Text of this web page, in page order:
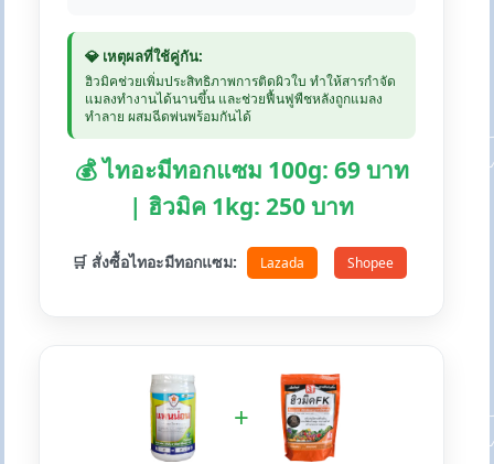
💎 เหตุผลที่ใช้คู่กัน:
ฮิวมิคช่วยเพิ่มประสิทธิภาพการติดผิวใบ ทำให้สารกำจัด
แมลงทำงานได้นานขึ้น และช่วยฟื้นฟูพืชหลังถูกแมลง
ทำลาย ผสมฉีดพ่นพร้อมกันได้
💰 ไทอะมีทอกแซม 100g: 69 บาท
| ฮิวมิค 1kg: 250 บาท
🛒 สั่งซื้อไทอะมีทอกแซม: Lazada Shopee
+